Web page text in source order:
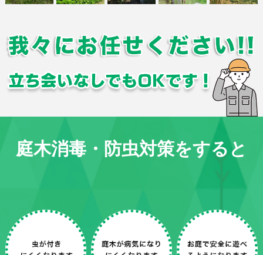
庭木消毒・防虫対策をすると